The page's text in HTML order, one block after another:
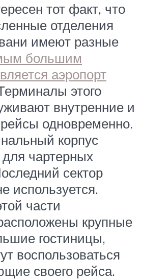
тот факт, что
отделения
имеют разные
большим
аэропорт
этого
внутренние и
одновременно.
корпус
для чартерных
сектор
используется.
части
крупные
гостиницы,
воспользоваться
своего рейса.